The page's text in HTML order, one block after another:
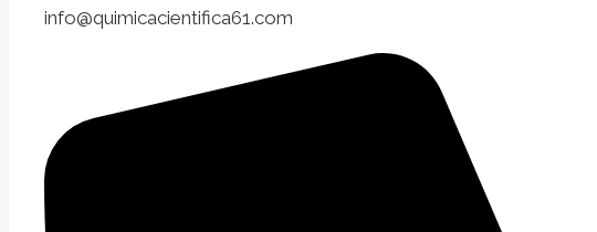
info@quimicacientifica61.com